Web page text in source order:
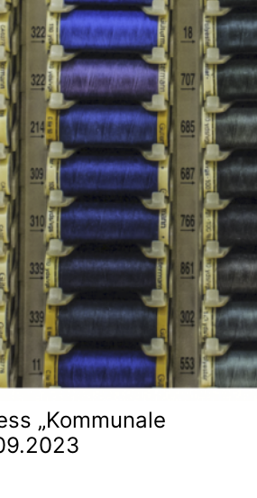
„Kommunale